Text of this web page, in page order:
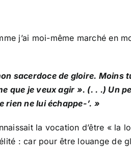
j’ai moi-même marché en
sacerdoce de gloire.
que je veux agir ». (. . .) Un
rien ne lui échappe-’. »
la vocation d’être «
: car pour être louange de